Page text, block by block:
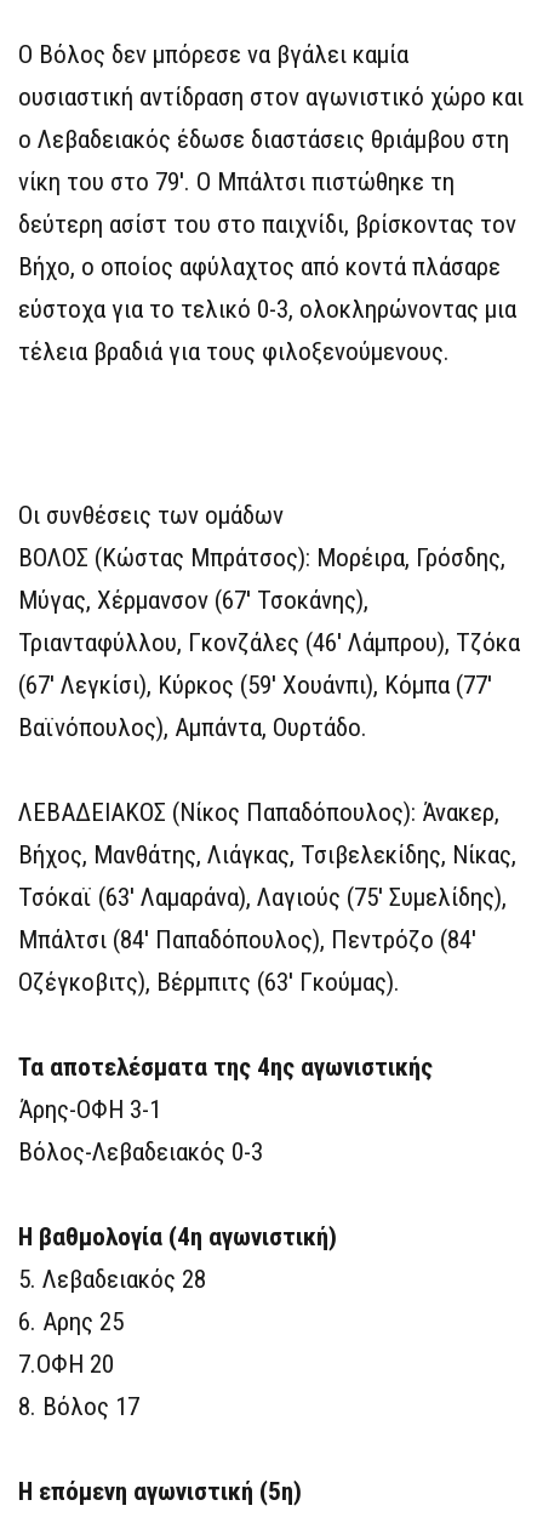
Ο Βόλος δεν μπόρεσε να βγάλει καμία
ουσιαστική αντίδραση στον αγωνιστικό χώρο και
ο Λεβαδειακός έδωσε διαστάσεις θριάμβου στη
νίκη του στο 79′. Ο Μπάλτσι πιστώθηκε τη
δεύτερη ασίστ του στο παιχνίδι, βρίσκοντας τον
Βήχο, ο οποίος αφύλαχτος από κοντά πλάσαρε
εύστοχα για το τελικό 0-3, ολοκληρώνοντας μια
τέλεια βραδιά για τους φιλοξενούμενους.
Οι συνθέσεις των ομάδων
ΒΟΛΟΣ (Κώστας Μπράτσος): Μορέιρα, Γρόσδης,
Μύγας, Χέρμανσον (67′ Τσοκάνης),
Τριανταφύλλου, Γκονζάλες (46′ Λάμπρου), Τζόκα
(67′ Λεγκίσι), Κύρκος (59′ Χουάνπι), Κόμπα (77′
Βαϊνόπουλος), Αμπάντα, Ουρτάδο.
ΛΕΒΑΔΕΙΑΚΟΣ (Νίκος Παπαδόπουλος): Άνακερ,
Βήχος, Μανθάτης, Λιάγκας, Τσιβελεκίδης, Νίκας,
Τσόκαϊ (63′ Λαμαράνα), Λαγιούς (75′ Συμελίδης),
Μπάλτσι (84′ Παπαδόπουλος), Πεντρόζο (84′
Οζέγκοβιτς), Βέρμπιτς (63′ Γκούμας).
Τα αποτελέσματα της 4ης αγωνιστικής
Άρης-ΟΦΗ 3-1
Βόλος-Λεβαδειακός 0-3
Η βαθμολογία (4η αγωνιστική)
5. Λεβαδειακός 28
6. Αρης 25
7.ΟΦΗ 20
8. Βόλος 17
Η επόμενη αγωνιστική (5η)